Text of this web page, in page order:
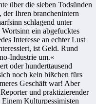
über die sieben Todsünden
der Ihren branchenintern
schlagend unter
ein abgefucktes
Interesse an echter Lust
ist Geld. Rund
Industrie um.«
oder hunderttausend
noch kein bißchen fürs
Geschäft war! Aber
und praktizierender
Kulturpessimisten